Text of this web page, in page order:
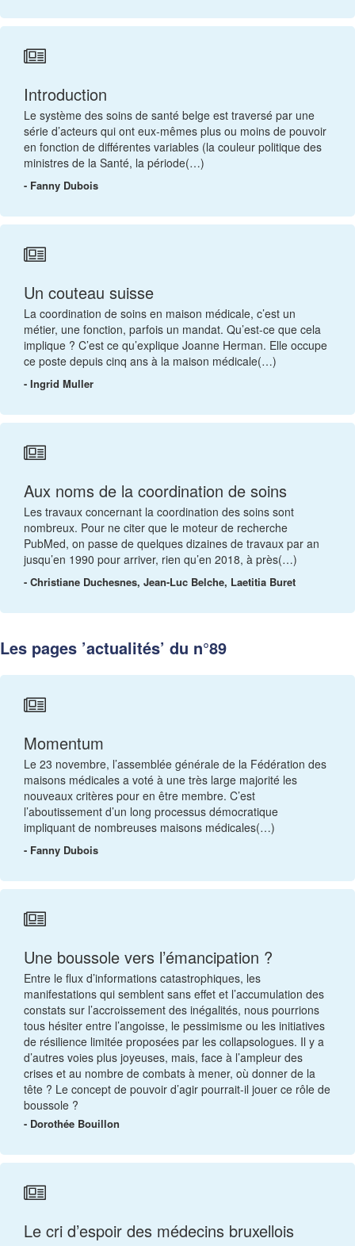
Introduction
Le système des soins de santé belge est traversé par une
série d’acteurs qui ont eux-mêmes plus ou moins de pouvoir
en fonction de différentes variables (la couleur politique des
ministres de la Santé, la période(…)
- Fanny Dubois
Un couteau suisse
La coordination de soins en maison médicale, c’est un
métier, une fonction, parfois un mandat. Qu’est-ce que cela
implique ? C’est ce qu’explique Joanne Herman. Elle occupe
ce poste depuis cinq ans à la maison médicale(…)
- Ingrid Muller
Aux noms de la coordination de soins
Les travaux concernant la coordination des soins sont
nombreux. Pour ne citer que le moteur de recherche
PubMed, on passe de quelques dizaines de travaux par an
jusqu’en 1990 pour arriver, rien qu’en 2018, à près(…)
- Christiane Duchesnes, Jean-Luc Belche, Laetitia Buret
Les pages ’actualités’ du n°89
Momentum
Le 23 novembre, l’assemblée générale de la Fédération des
maisons médicales a voté à une très large majorité les
nouveaux critères pour en être membre. C’est
l’aboutissement d’un long processus démocratique
impliquant de nombreuses maisons médicales(…)
- Fanny Dubois
Une boussole vers l’émancipation ?
Entre le flux d’informations catastrophiques, les
manifestations qui semblent sans effet et l’accumulation des
constats sur l’accroissement des inégalités, nous pourrions
tous hésiter entre l’angoisse, le pessimisme ou les initiatives
de résilience limitée proposées par les collapsologues. Il y a
d’autres voies plus joyeuses, mais, face à l’ampleur des
crises et au nombre de combats à mener, où donner de la
tête ? Le concept de pouvoir d’agir pourrait-il jouer ce rôle de
boussole ?
- Dorothée Bouillon
Le cri d’espoir des médecins bruxellois